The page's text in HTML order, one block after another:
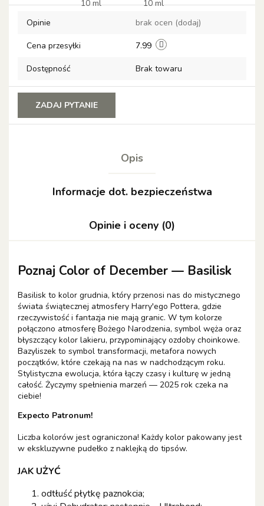
przechowalni
Opinie brak ocen (dodaj)
Cena przesyłki 7.99
Dostępność Brak towaru
ZADAJ PYTANIE
Opis
Informacje dot. bezpieczeństwa
Opinie i oceny (0)
Poznaj Color of December — Basilisk
Basilisk to kolor grudnia, który przenosi nas do mistycznego
świata świątecznej atmosfery Harry'ego Pottera, gdzie
rzeczywistość i fantazja nie mają granic. W tym kolorze
połączono atmosferę Bożego Narodzenia, symbol węża oraz
błyszczący kolor lakieru, przypominający ozdoby choinkowe.
Bazyliszek to symbol transformacji, metafora nowych
początków, które czekają na nas w nadchodzącym roku.
Stylistyczna ewolucja, która łączy czasy i kulturę w jedną
całość. Życzymy spełnienia marzeń — 2025 rok czeka na
ciebie!
Expecto Patronum!
Liczba kolorów jest ograniczona! Każdy kolor pakowany jest
w ekskluzywne pudełko z naklejką do tipsów.
JAK UŻYĆ
odtłuść płytkę paznokcia;